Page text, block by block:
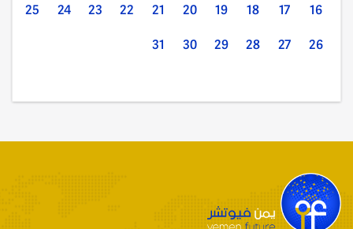
16
17
18
19
20
21
22
23
24
25
26
27
28
29
30
31